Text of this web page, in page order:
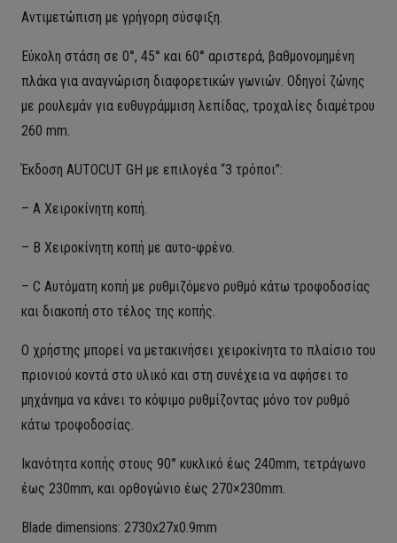
Αντιμετώπιση με γρήγορη σύσφιξη.
Εύκολη στάση σε 0°, 45° και 60° αριστερά, βαθμονομημένη
πλάκα για αναγνώριση διαφορετικών γωνιών. Οδηγοί ζώνης
με ρουλεμάν για ευθυγράμμιση λεπίδας, τροχαλίες διαμέτρου
260 mm.
Έκδοση AUTOCUT GH με επιλογέα “3 τρόποι”:
– A Χειροκίνητη κοπή.
– B Χειροκίνητη κοπή με αυτο-φρένο.
– C Αυτόματη κοπή με ρυθμιζόμενο ρυθμό κάτω τροφοδοσίας
και διακοπή στο τέλος της κοπής.
Ο χρήστης μπορεί να μετακινήσει χειροκίνητα το πλαίσιο του
πριονιού κοντά στο υλικό και στη συνέχεια να αφήσει το
μηχάνημα να κάνει το κόψιμο ρυθμίζοντας μόνο τον ρυθμό
κάτω τροφοδοσίας.
Ικανότητα κοπής στους 90° κυκλικό έως 240mm, τετράγωνο
έως 230mm, και ορθογώνιο έως 270×230mm.
Blade dimensions: 2730x27x0.9mm